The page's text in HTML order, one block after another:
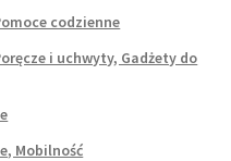
codzienne
i uchwyty, Gadżety do
Mobilność